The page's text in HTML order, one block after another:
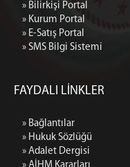
» Bilirkişi Portal
» Kurum Portal
» E-Satış Portal
» SMS Bilgi Sistemi
FAYDALI LİNKLER
» Bağlantılar
» Hukuk Sözlüğü
» Adalet Dergisi